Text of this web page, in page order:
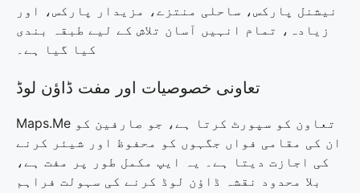
نیشنل پارکس، ساحلی منتزے، مزیدار پارکس، اور
زیادہ، تمام انہیں آسان تلاش کے لیے طبقہ بندی
کیا گیا ہے۔
تعاونی خصوصیات اور مفت ڈاؤن لوڈ
Maps.Me تعاون کو سپورٹ کرتا ہے، جو صارفین کو
ان کی مقامی فواں جگہوں کو محفوظ اور شیئر کرنے
کی اجازت دیتا ہے۔ یہ ایپ مکمل طور پر مفت ہے،
بلا محدود نقشہ ڈاؤن لوڈ کرنے کی سہولت فراہم